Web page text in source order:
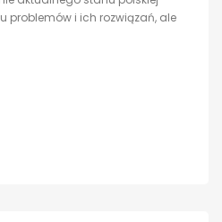
problemów i ich rozwiązań, ale